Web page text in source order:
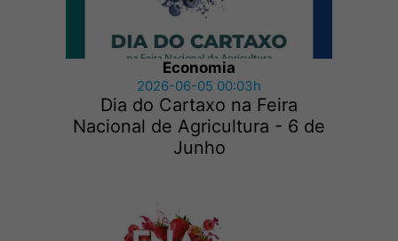
Economia
2026-06-05 00:03h
Dia do Cartaxo na Feira
Nacional de Agricultura - 6 de
Junho